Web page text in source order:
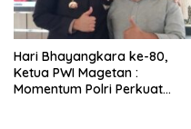
Hari Bhayangkara ke-80,
Ketua PWI Magetan :
Momentum Polri Perkuat